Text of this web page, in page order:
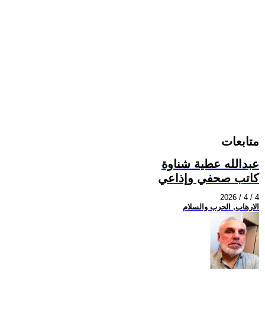
متابعات
عبدالله عطية شناوة
كاتب صحفي وإذاعي
2026 / 4 / 4
الارهاب, الحرب والسلام